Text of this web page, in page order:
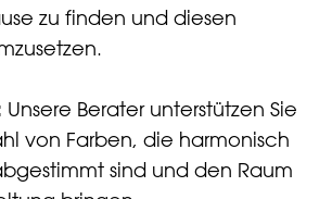
zu finden und diesen
Unsere Berater unterstützen Sie
von Farben, die harmonisch
sind und den Raum